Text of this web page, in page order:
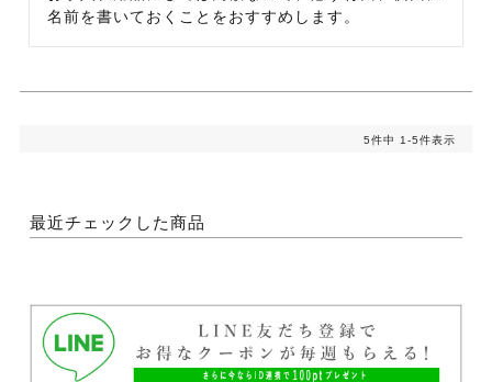
名前を書いておくことをおすすめします。
5件中 1-5件表示
最近チェックした商品